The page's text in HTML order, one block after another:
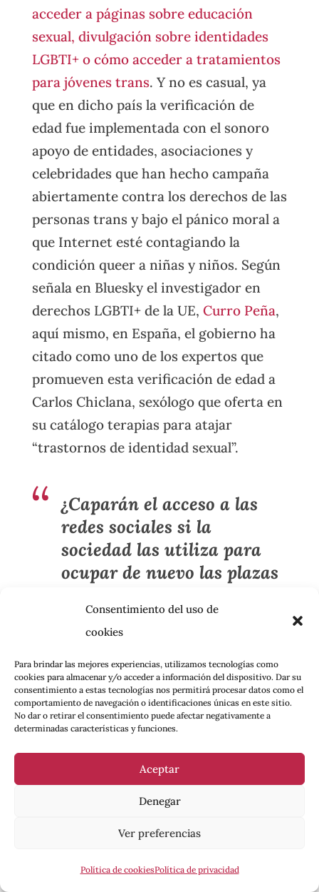
Consentimiento del uso de
cookies
Para brindar las mejores experiencias, utilizamos tecnologías como
cookies para almacenar y/o acceder a información del dispositivo. Dar su
consentimiento a estas tecnologías nos permitirá procesar datos como el
comportamiento de navegación o identificaciones únicas en este sitio.
No dar o retirar el consentimiento puede afectar negativamente a
determinadas características y funciones.
Aceptar
Denegar
Ver preferencias
Política de cookiesPolítica de privacidad
acceder a páginas sobre educación
sexual, divulgación sobre identidades
LGBTI+ o cómo acceder a tratamientos
para jóvenes trans. Y no es casual, ya
que en dicho país la verificación de
edad fue implementada con el sonoro
apoyo de entidades, asociaciones y
celebridades que han hecho campaña
abiertamente contra los derechos de las
personas trans y bajo el pánico moral a
que Internet esté contagiando la
condición queer a niñas y niños. Según
señala en Bluesky el investigador en
derechos LGBTI+ de la UE, Curro Peña,
aquí mismo, en España, el gobierno ha
citado como uno de los expertos que
promueven esta verificación de edad a
Carlos Chiclana, sexólogo que oferta en
su catálogo terapias para atajar
“trastornos de identidad sexual”.
¿Caparán el acceso a las
redes sociales si la
sociedad las utiliza para
ocupar de nuevo las plazas
herramienta se va a limitar a impedir el
acceso a un Internet libre a las
personas LGBTI+, pero lo cierto es que
para normalizar la censura de Internet:
¿acaso no es deseable que todo
adolescente pueda leer webs sobre
educación sexual? ¿Qué vendrá
abortar en la sanidad pública? ¿Sobre